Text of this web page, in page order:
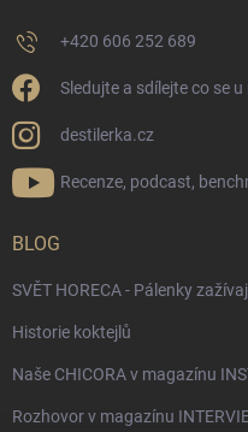
+420 606 252 689
Sledujte a sdílejte co se
destilerka.cz
Recenze, podcast,
BLOG
SVĚT HORECA - Pálenky
Historie koktejlů
Naše CHICORA v magazínu
Rozhovor v magazínu